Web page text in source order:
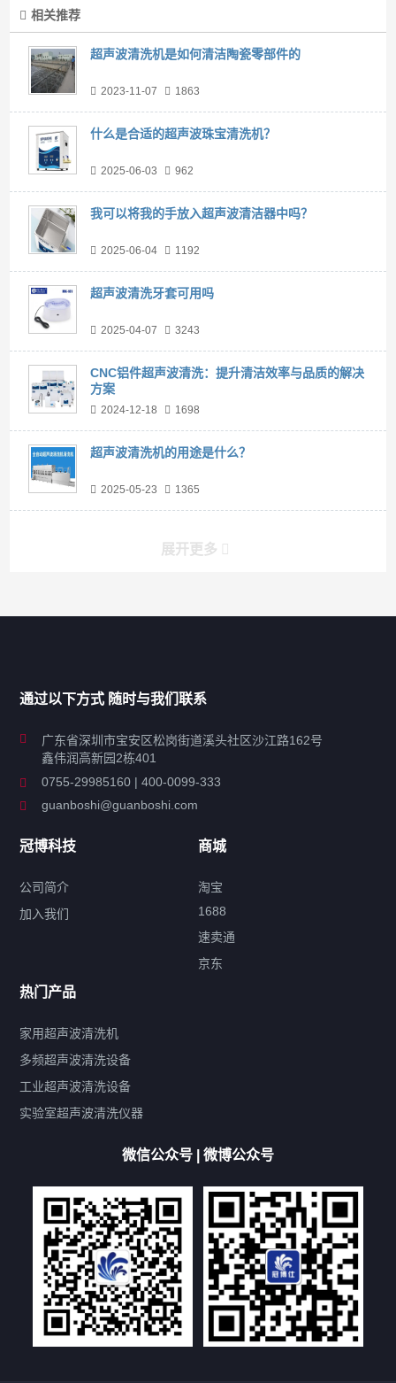
相关推荐
超声波清洗机是如何清洁陶瓷零部件的
2023-11-07 1863
什么是合适的超声波珠宝清洗机？
2025-06-03 962
我可以将我的手放入超声波清洁器中吗？
2025-06-04 1192
超声波清洗牙套可用吗
2025-04-07 3243
CNC铝件超声波清洗：提升清洁效率与品质的解决
方案
2024-12-18 1698
超声波清洗机的用途是什么？
2025-05-23 1365
展开更多
工业超声波清洗设备
特种超声波洗净产品
超声波配件
产品标签
鼓泡 升降 抛动
带加热
功率可调
双波脱气
机械旋钮系列
厨具清洗机
超声波振板
高尔夫球杆清洗机
大型单槽带过滤系列
全自动/半自动系列
客户定制非标机参考
双槽三槽四槽五槽多槽系列
轮胎清洗机
多频 扫频
文章标签
超声波清洗机定制
超声波清洗机除油污
超声波清洗机除锈
超声波清洗机洗眼镜
通过以下方式 随时与我们联系
广东省深圳市宝安区松岗街道溪头社区沙江路162号
鑫伟润高新园2栋401
0755-29985160 | 400-0099-333
guanboshi@guanboshi.com
冠博科技
公司简介
加入我们
商城
淘宝
1688
速卖通
京东
热门产品
家用超声波清洗机
多频超声波清洗设备
工业超声波清洗设备
实验室超声波清洗仪器
微信公众号 | 微博公众号